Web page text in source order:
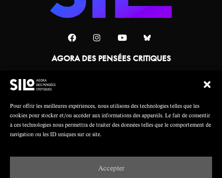
Pour offrir les meilleures expériences, nous utilisons des technologies telles que les
cookies pour stocker et/ou accéder aux informations des appareils. Le fait de consentir
à ces technologies nous permettra de traiter des données telles que le comportement de
navigation ou les ID uniques sur ce site.
Accepter
AGORA DES PENSÉES CRITIQUES